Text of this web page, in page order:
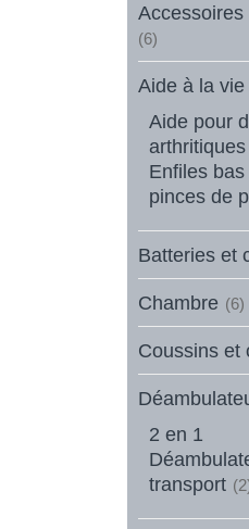
(6)
Aide à la
Aide pour
arthritiques
Enfiles bas
pinces de
Batteries et
Chambre (6)
Coussins et
2 en 1
transport